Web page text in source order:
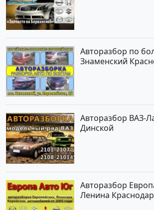
Авторазбор по
Знаменский
Авторазбор ВАЗ-
Динской
Авторазбор
Ленина Краснодар